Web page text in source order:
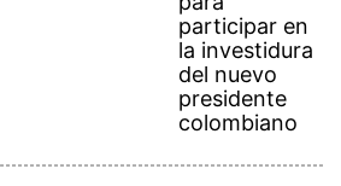
participar en
la investidura
del nuevo
presidente
colombiano